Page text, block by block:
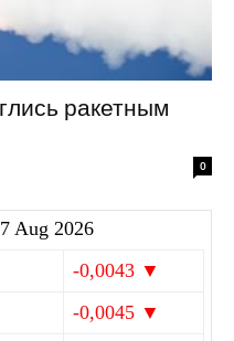
ракетным
0
Aug 2026
-0,0043 ▼
-0,0045 ▼